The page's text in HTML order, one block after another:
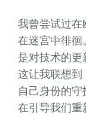
我曾尝试过
在迷宫中徘
是对技术的更
这让我联想
自己身份的
在引导我们重